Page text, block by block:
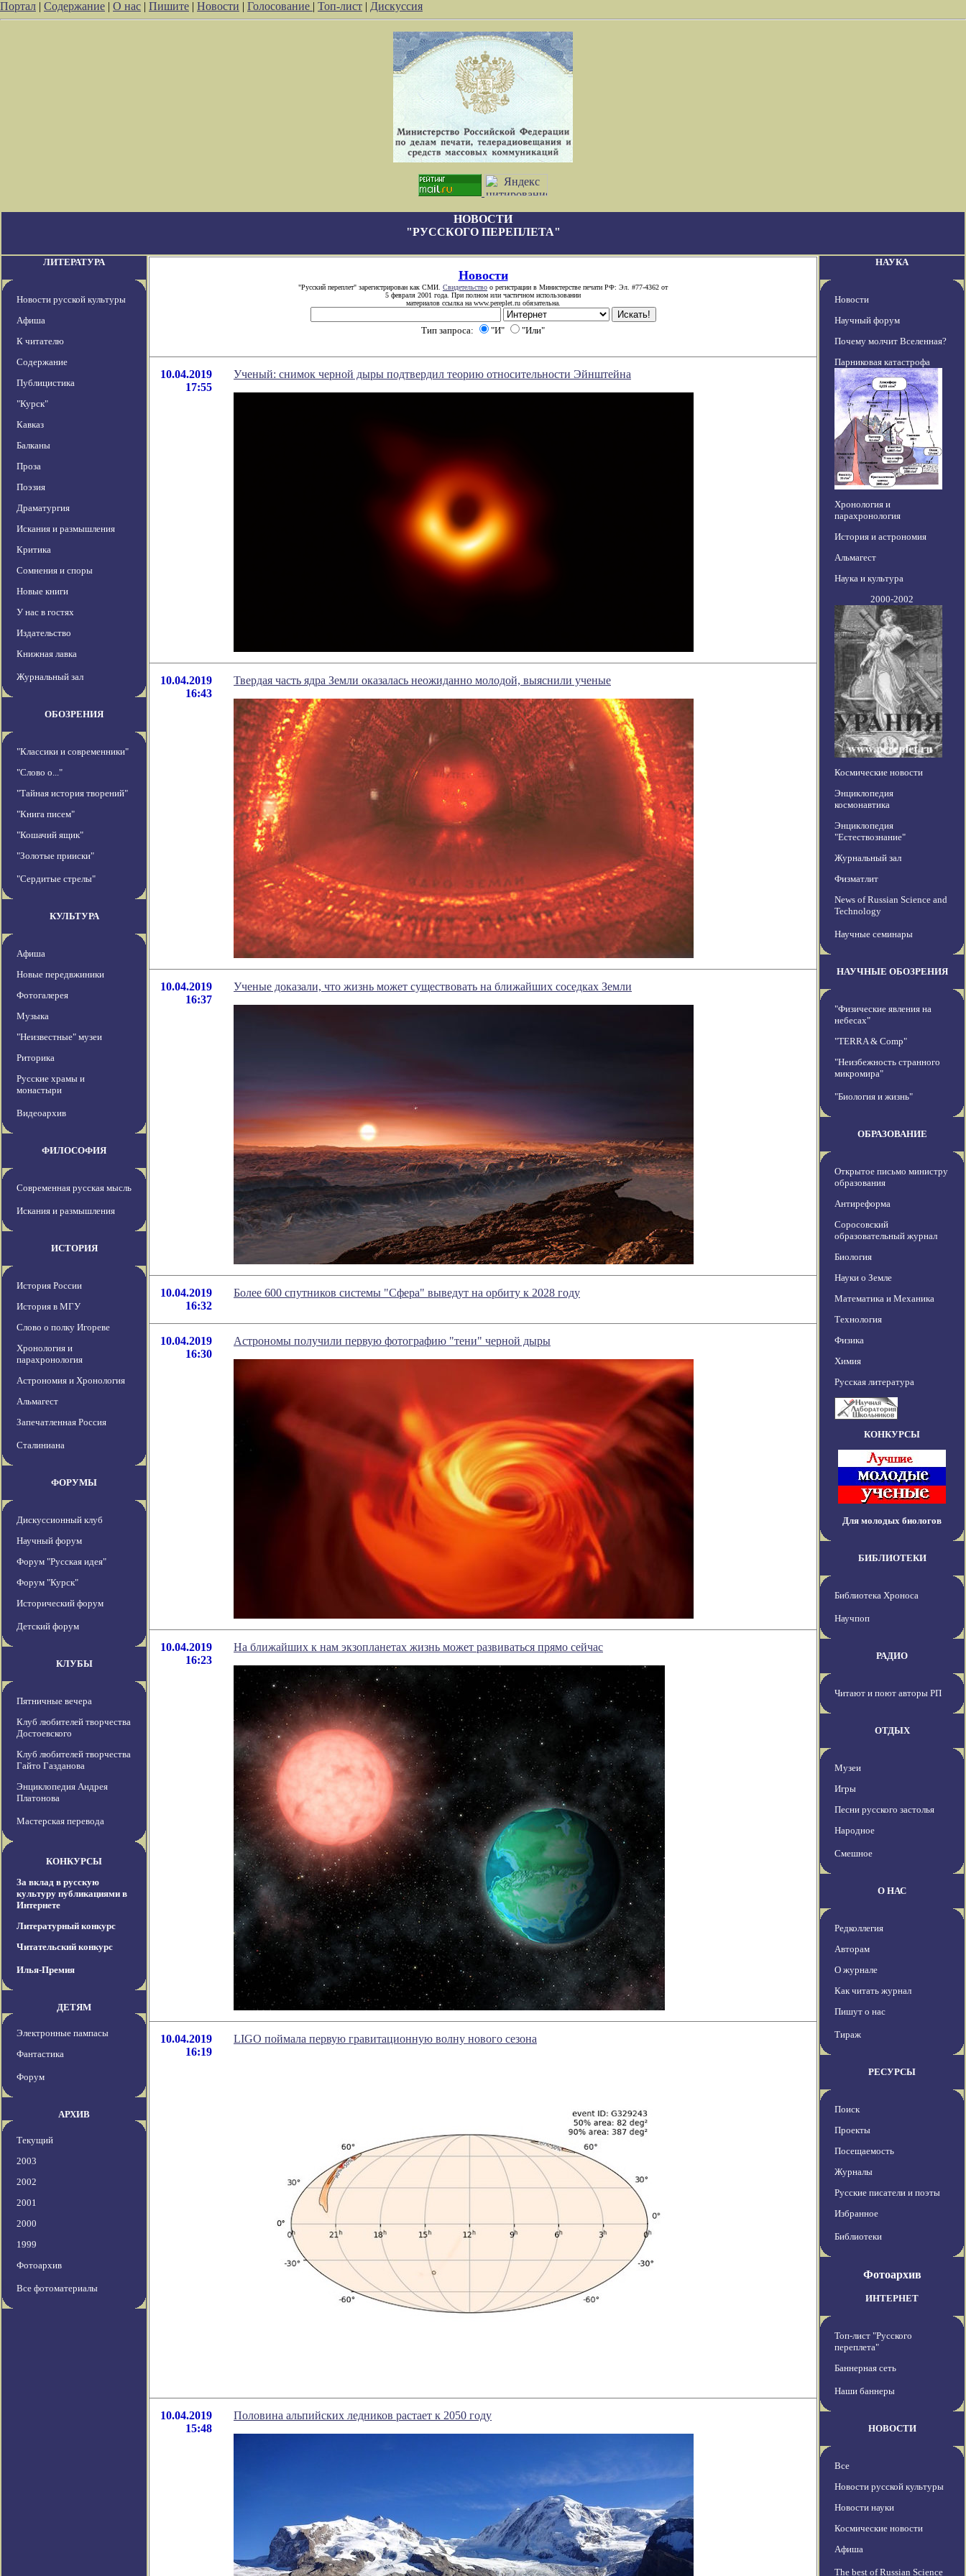
Портал | Содержание | О нас | Пишите | Новости | Голосование | Топ-лист | Дискуссия
НОВОСТИ
"РУССКОГО ПЕРЕПЛЕТА"
ЛИТЕРАТУРА
Новости русской культуры
Афиша
К читателю
Содержание
Публицистика
"Курск"
Кавказ
Балканы
Проза
Поэзия
Драматургия
Искания и размышления
Критика
Сомнения и споры
Новые книги
У нас в гостях
Издательство
Книжная лавка
Журнальный зал
ОБОЗРЕНИЯ
"Классики и современники"
"Слово о..."
"Тайная история творений"
"Книга писем"
"Кошачий ящик"
"Золотые прииски"
"Сердитые стрелы"
КУЛЬТУРА
Афиша
Новые передвжиники
Фотогалерея
Музыка
"Неизвестные" музеи
Риторика
Русские храмы и
монастыри
Видеоархив
ФИЛОСОФИЯ
Современная русская мысль
Искания и размышления
ИСТОРИЯ
История России
История в МГУ
Слово о полку Игореве
Хронология и
парахронология
Астрономия и Хронология
Альмагест
Запечатленная Россия
Сталиниана
ФОРУМЫ
Дискуссионный клуб
Научный форум
Форум "Русская идея"
Форум "Курск"
Исторический форум
Детский форум
КЛУБЫ
Пятничные вечера
Клуб любителей творчества
Достоевского
Клуб любителей творчества
Гайто Газданова
Энциклопедия Андрея
Платонова
Мастерская перевода
КОНКУРСЫ
За вклад в русскую
культуру публикациями в
Интернете
Литературный конкурс
Читательский конкурс
Илья-Премия
ДЕТЯМ
Электронные пампасы
Фантастика
Форум
АРХИВ
Текущий
2003
2002
2001
2000
1999
Фотоархив
Все фотоматериалы
Новости
"Русский переплет" зарегистрирован как СМИ. Свидетельство о регистрации в Министерстве печати РФ: Эл. #77-4362 от
5 февраля 2001 года. При полном или частичном использовании
материалов ссылка на www.pereplet.ru обязательна.
Тип запроса: "И" "Или"
10.04.2019
17:55
Ученый: снимок черной дыры подтвердил теорию относительности Эйнштейна
10.04.2019
16:43
Твердая часть ядра Земли оказалась неожиданно молодой, выяснили ученые
10.04.2019
16:37
Ученые доказали, что жизнь может существовать на ближайших соседках Земли
10.04.2019
16:32
Более 600 спутников системы "Сфера" выведут на орбиту к 2028 году
10.04.2019
16:30
Астрономы получили первую фотографию "тени" черной дыры
10.04.2019
16:23
На ближайших к нам экзопланетах жизнь может развиваться прямо сейчас
10.04.2019
16:19
LIGO поймала первую гравитационную волну нового сезона
10.04.2019
15:48
Половина альпийских ледников растает к 2050 году
НАУКА
Новости
Научный форум
Почему молчит Вселенная?
Парниковая катастрофа
Хронология и
парахронология
История и астрономия
Альмагест
Наука и культура
2000-2002
Космические новости
Энциклопедия
космонавтика
Энциклопедия
"Естествознание"
Журнальный зал
Физматлит
News of Russian Science and
Technology
Научные семинары
НАУЧНЫЕ ОБОЗРЕНИЯ
"Физические явления на
небесах"
"TERRA & Comp"
"Неизбежность странного
микромира"
"Биология и жизнь"
ОБРАЗОВАНИЕ
Открытое письмо министру
образования
Антиреформа
Соросовский
образовательный журнал
Биология
Науки о Земле
Математика и Механика
Технология
Физика
Химия
Русская литература
КОНКУРСЫ
Для молодых биологов
БИБЛИОТЕКИ
Библиотека Хроноса
Научпоп
РАДИО
Читают и поют авторы РП
ОТДЫХ
Музеи
Игры
Песни русского застолья
Народное
Смешное
О НАС
Редколлегия
Авторам
О журнале
Как читать журнал
Пишут о нас
Тираж
РЕСУРСЫ
Поиск
Проекты
Посещаемость
Журналы
Русские писатели и поэты
Избранное
Библиотеки
Фотоархив
ИНТЕРНЕТ
Топ-лист "Русского
переплета"
Баннерная сеть
Наши баннеры
НОВОСТИ
Все
Новости русской культуры
Новости науки
Космические новости
Афиша
The best of Russian Science